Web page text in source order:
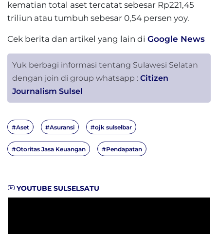
kematian total aset tercatat sebesar Rp221,45
triliun atau tumbuh sebesar 0,54 persen yoy.
Cek berita dan artikel yang lain di Google News
Yuk berbagi informasi tentang Sulawesi Selatan
dengan join di group whatsapp : Citizen
Journalism Sulsel
#Aset #Asuransi #ojk sulselbar
#Otoritas Jasa Keuangan #Pendapatan
YOUTUBE SULSELSATU